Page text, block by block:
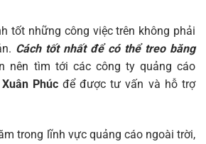
tốt những công việc trên không phải
Cách tốt nhất để có thể treo băng
nên tìm tới các công ty quảng cáo
Xuân Phúcđể được tư vấn và hỗ trợ
trong lĩnh vực quảng cáo ngoài trời,